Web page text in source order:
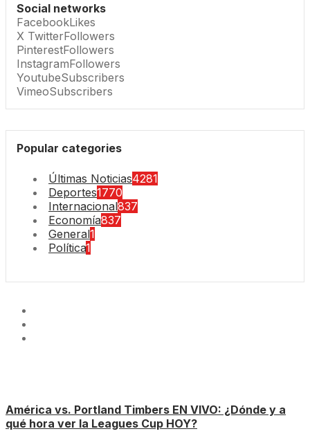
Social networks
FacebookLikes
X TwitterFollowers
PinterestFollowers
InstagramFollowers
YoutubeSubscribers
VimeoSubscribers
Popular categories
Últimas Noticias4281
Deportes1770
Internacional837
Economía837
General1
Política1
América vs. Portland Timbers EN VIVO: ¿Dónde y a
qué hora ver la Leagues Cup HOY?